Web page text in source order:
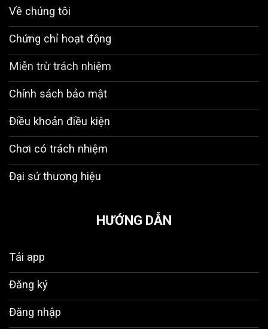
Về chúng tôi
Chứng chỉ hoạt động
Miễn trừ trách nhiệm
Chính sách bảo mật
Điều khoản điều kiện
Chơi có trách nhiệm
Đại sứ thương hiệu
HƯỚNG DẪN
Tải app
Đăng ký
Đăng nhập